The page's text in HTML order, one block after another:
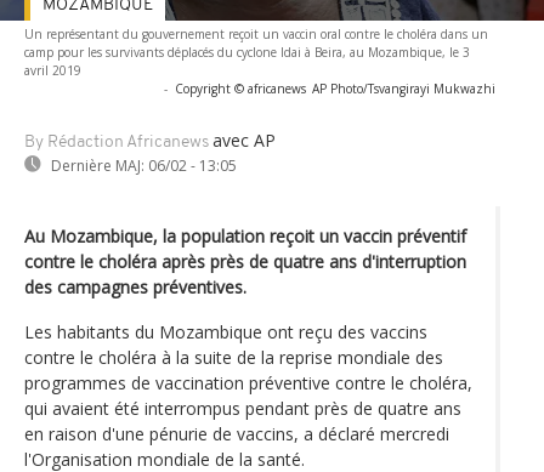
Un représentant du gouvernement reçoit un vaccin oral contre le choléra dans un
camp pour les survivants déplacés du cyclone Idai à Beira, au Mozambique, le 3
avril 2019
- Copyright © africanews AP Photo/Tsvangirayi Mukwazhi
By Rédaction Africanews avec AP
Dernière MAJ: 06/02 - 13:05
MOZAMBIQUE
Au Mozambique, la population reçoit un vaccin préventif
contre le choléra après près de quatre ans d'interruption
des campagnes préventives.
Les habitants du Mozambique ont reçu des vaccins
contre le choléra à la suite de la reprise mondiale des
programmes de vaccination préventive contre le choléra,
qui avaient été interrompus pendant près de quatre ans
en raison d'une pénurie de vaccins, a déclaré mercredi
l'Organisation mondiale de la santé.